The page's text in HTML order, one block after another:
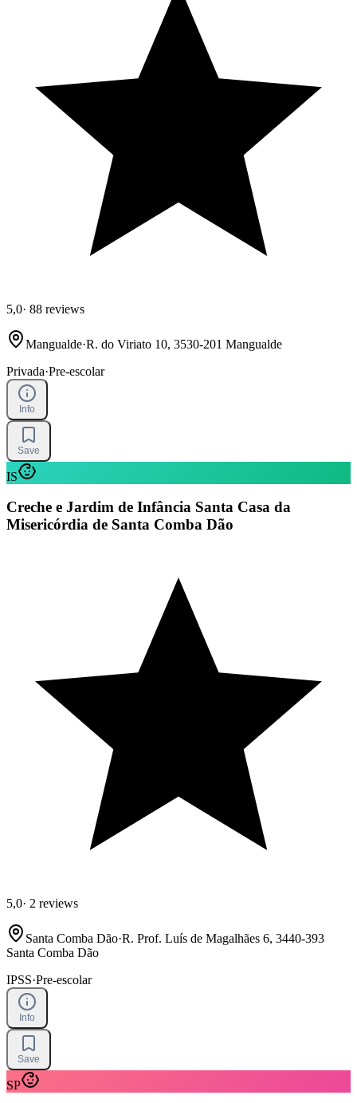
5,0· 88 reviews
Mangualde·R. do Viriato 10, 3530-201 Mangualde
Privada·Pre-escolar
Info
Save
IS
Creche e Jardim de Infância Santa Casa da
Misericórdia de Santa Comba Dão
5,0· 2 reviews
Santa Comba Dão·R. Prof. Luís de Magalhães 6, 3440-393
Santa Comba Dão
IPSS·Pre-escolar
Info
Save
SP